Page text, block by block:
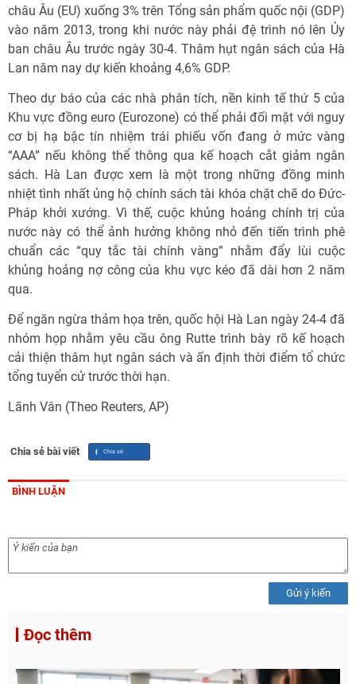
châu Âu (EU) xuống 3% trên Tổng sản phẩm quốc nội (GDP)
vào năm 2013, trong khi nước này phải đệ trình nó lên Ủy
ban châu Âu trước ngày 30-4. Thâm hụt ngân sách của Hà
Lan năm nay dự kiến khoảng 4,6% GDP.
Theo dự báo của các nhà phân tích, nền kinh tế thứ 5 của
Khu vực đồng euro (Eurozone) có thể phải đối mặt với nguy
cơ bị hạ bậc tín nhiệm trái phiếu vốn đang ở mức vàng
“AAA” nếu không thể thông qua kế hoạch cắt giảm ngân
sách. Hà Lan được xem là một trong những đồng minh
nhiệt tình nhất ủng hộ chính sách tài khóa chặt chẽ do Đức-
Pháp khởi xướng. Vì thế, cuộc khủng hoảng chính trị của
nước này có thể ảnh hưởng không nhỏ đến tiến trình phê
chuẩn các “quy tắc tài chính vàng” nhằm đẩy lùi cuộc
khủng hoảng nợ công của khu vực kéo đã dài hơn 2 năm
qua.
Để ngăn ngừa thảm họa trên, quốc hội Hà Lan ngày 24-4 đã
nhóm họp nhằm yêu cầu ông Rutte trình bày rõ kế hoạch
cải thiện thâm hụt ngân sách và ấn định thời điểm tổ chức
tổng tuyển cử trước thời hạn.
Lãnh Vân (Theo Reuters, AP)
Chia sẻ bài viết
BÌNH LUẬN
Gửi ý kiến
Đọc thêm